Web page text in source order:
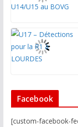
Facebook
[custom-facebook-